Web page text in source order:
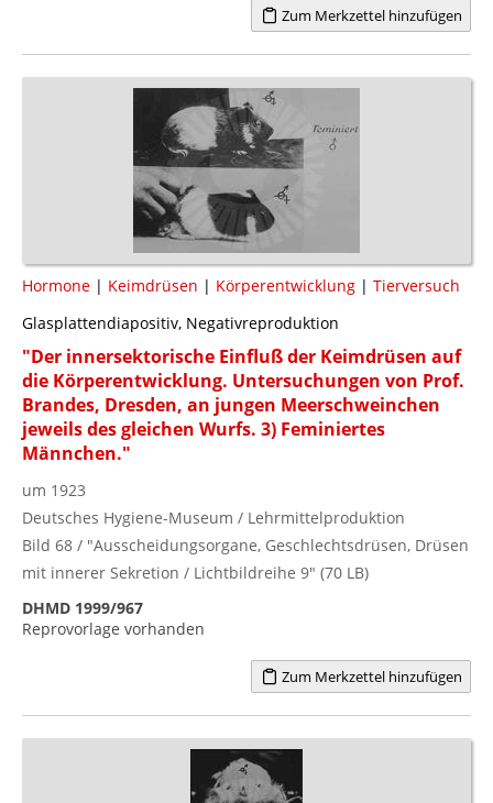
Zum Merkzettel hinzufügen
Hormone | Keimdrüsen | Körperentwicklung | Tierversuch
Glasplattendiapositiv, Negativreproduktion
"Der innersektorische Einfluß der Keimdrüsen auf
die Körperentwicklung. Untersuchungen von Prof.
Brandes, Dresden, an jungen Meerschweinchen
jeweils des gleichen Wurfs. 3) Feminiertes
Männchen."
um 1923
Deutsches Hygiene-Museum / Lehrmittelproduktion
Bild 68 / "Ausscheidungsorgane, Geschlechtsdrüsen, Drüsen
mit innerer Sekretion / Lichtbildreihe 9" (70 LB)
DHMD 1999/967
Reprovorlage vorhanden
Zum Merkzettel hinzufügen